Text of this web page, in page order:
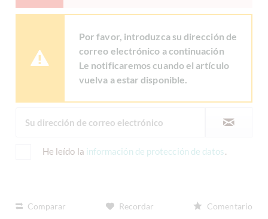
Por favor, introduzca su dirección de
correo electrónico a continuación
Le notificaremos cuando el artículo
vuelva a estar disponible.
He leído la información de protección de datos.
Comparar Recordar Comentario